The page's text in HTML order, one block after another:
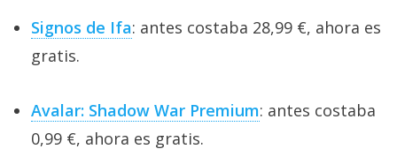
Signos de Ifa: antes costaba 28,99 €, ahora es
gratis.
Avalar: Shadow War Premium: antes costaba
0,99 €, ahora es gratis.